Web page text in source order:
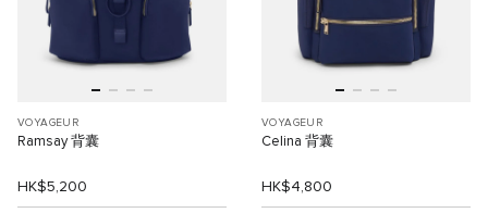
VOYAGEUR
Ramsay 背囊
HK$5,200
VOYAGEUR
Celina 背囊
HK$4,800